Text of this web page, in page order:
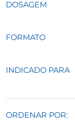
DOSAGEM
FORMATO
INDICADO PARA
ORDENAR POR: